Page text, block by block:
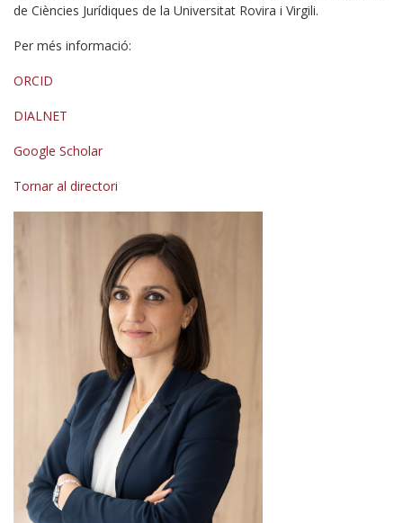
de Ciències Jurídiques de la Universitat Rovira i Virgili.
Per més informació:
ORCID
DIALNET
Google Scholar
Tornar al directori